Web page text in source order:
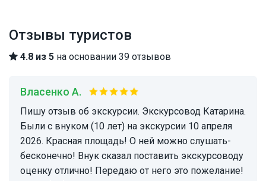
Отзывы туристов
4.8 из 5 на основании 39 отзывов
Власенко А.
Пишу отзыв об экскурсии. Экскурсовод Катарина.
Были с внуком (10 лет) на экскурсии 10 апреля
2026. Красная площадь! О ней можно слушать-
бесконечно! Внук сказал поставить экскурсоводу
оценку отлично! Передаю от него это пожелание!